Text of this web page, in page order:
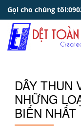
content
Gọi cho chúng tôi:
DÂY THUN
NHỮNG
BIẾN NHẤT